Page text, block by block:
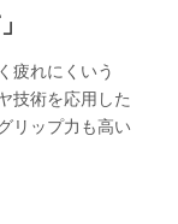
疲れにくいう
技術を応用した
リップ力も高い